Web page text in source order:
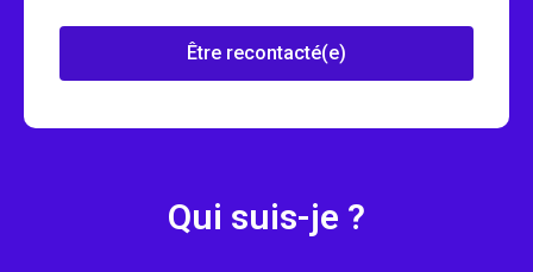
Être recontacté(e)
Qui suis-je ?